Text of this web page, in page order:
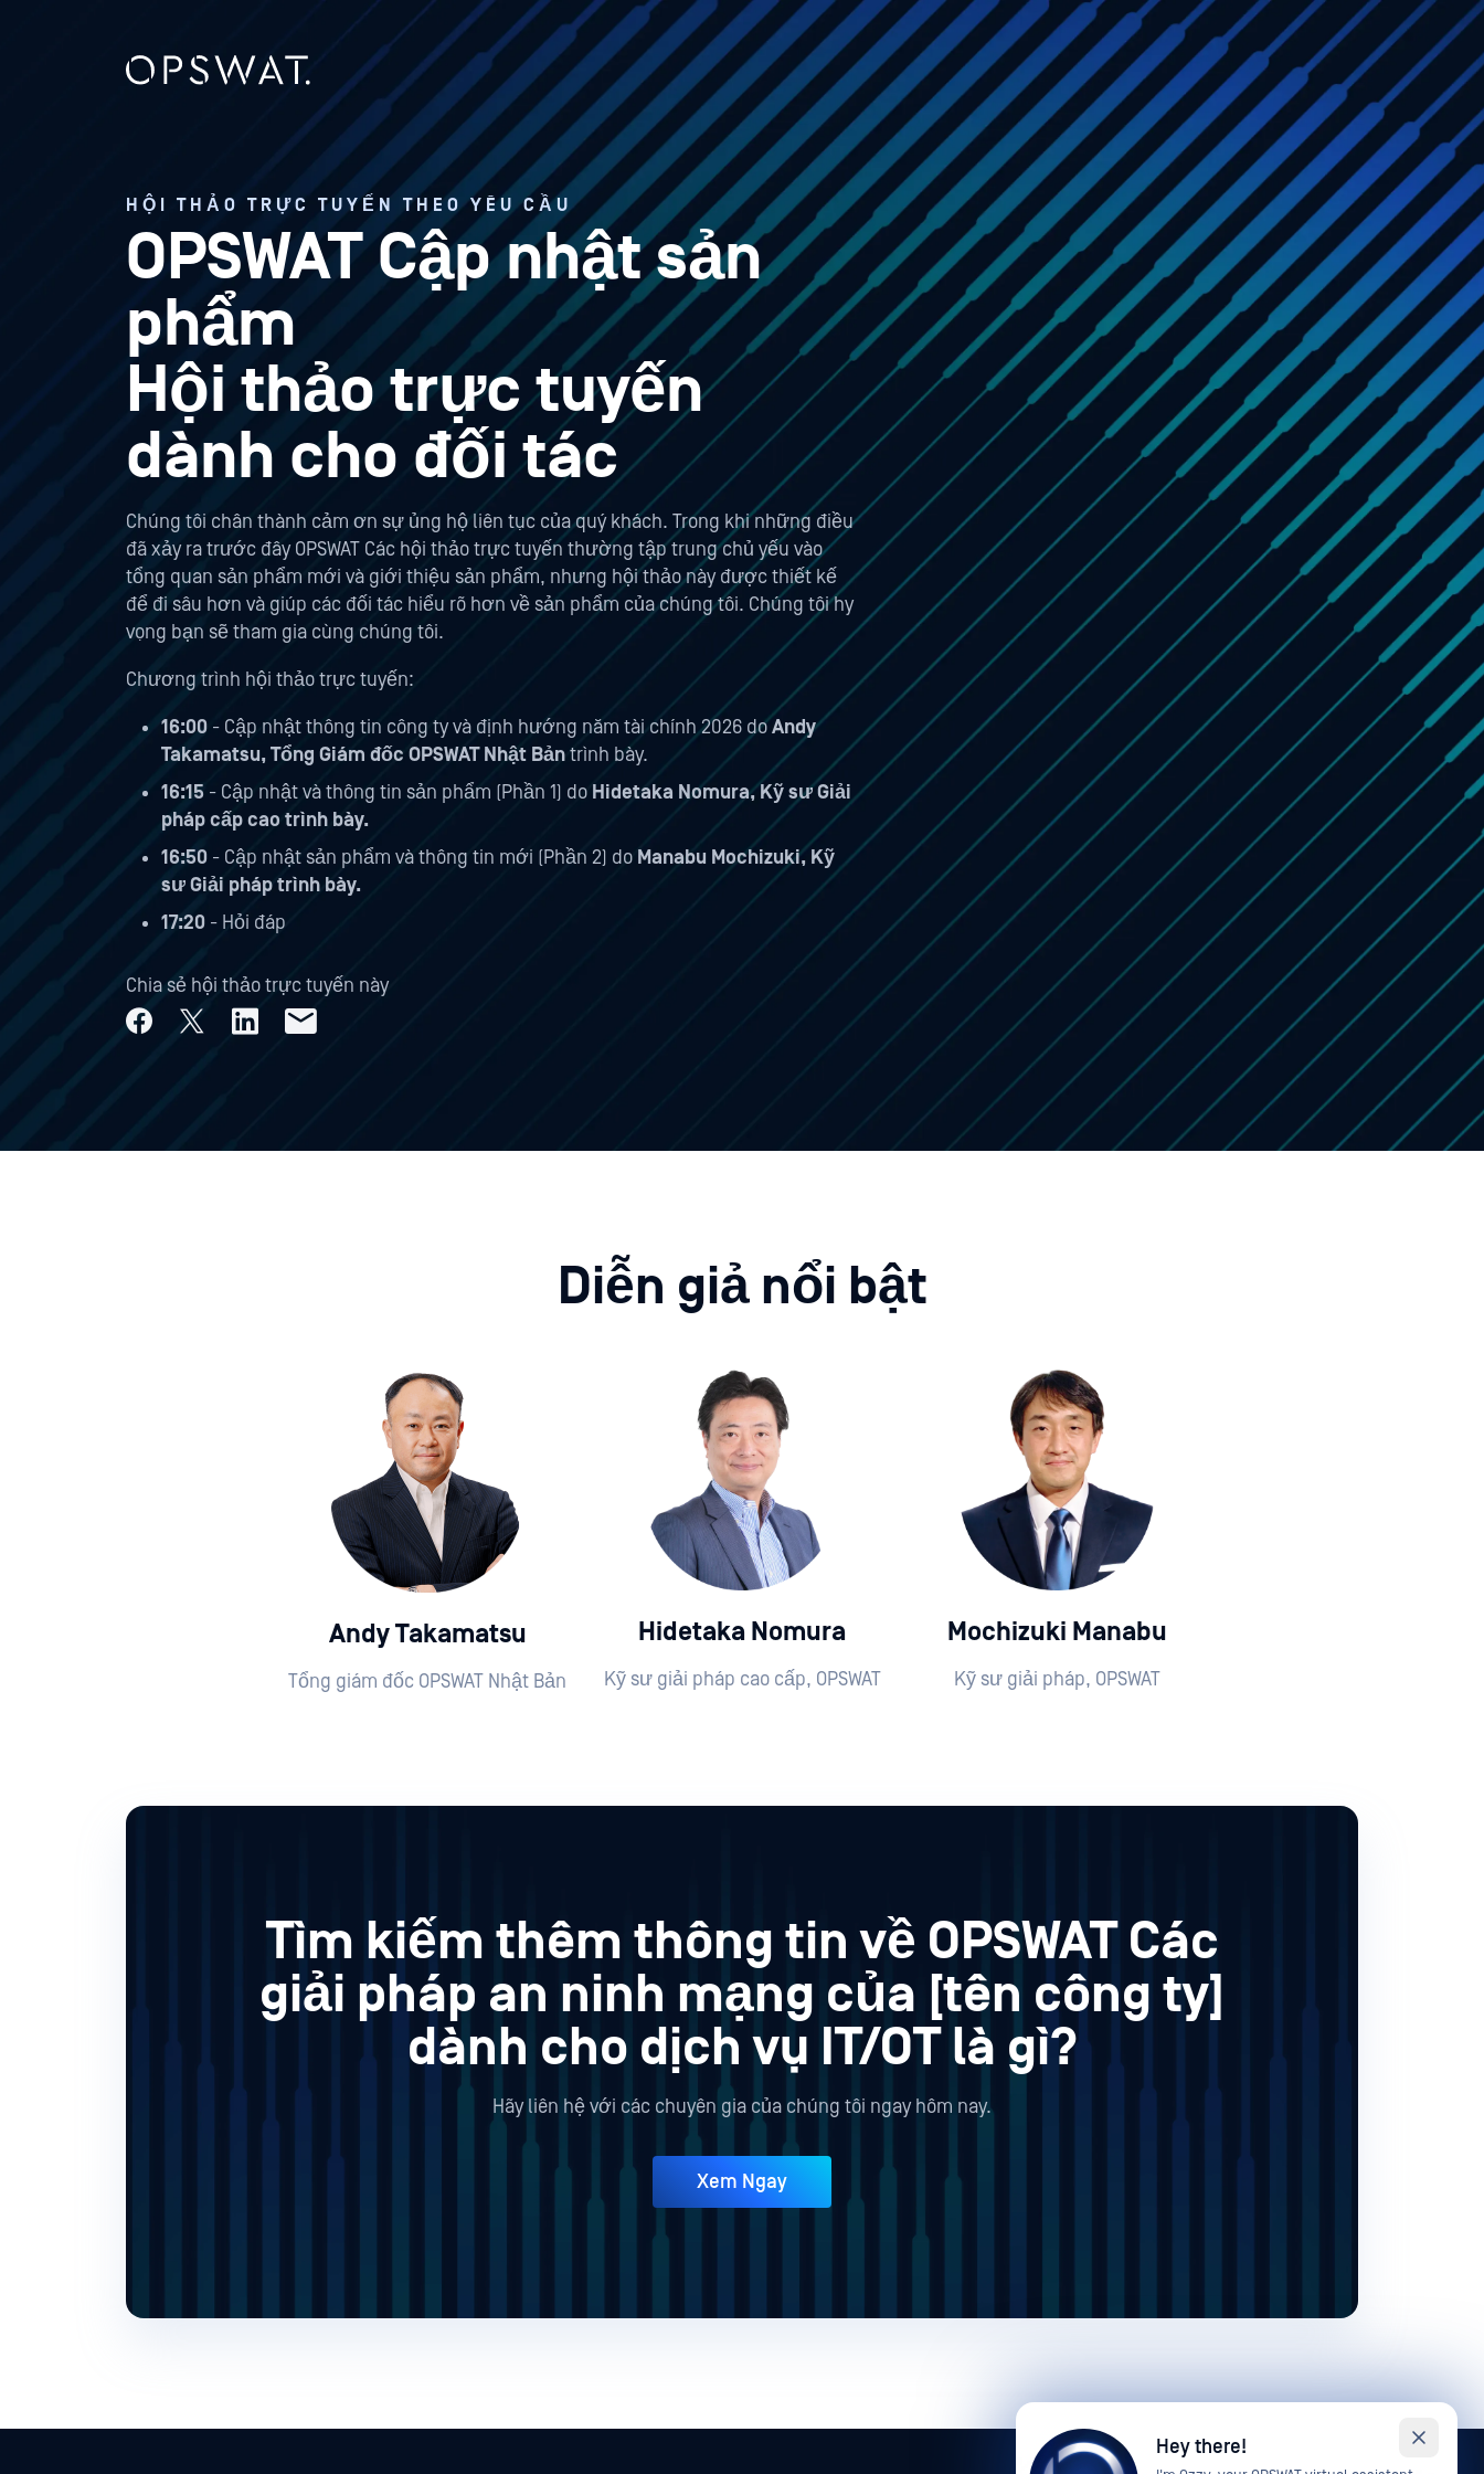
HỘI THẢO TRỰC TUYẾN THEO YÊU CẦU
OPSWAT Cập nhật sản
phẩm
Hội thảo trực tuyến
dành cho đối tác
Chúng tôi chân thành cảm ơn sự ủng hộ liên tục của quý khách. Trong khi những điều
đã xảy ra trước đây OPSWAT Các hội thảo trực tuyến thường tập trung chủ yếu vào
tổng quan sản phẩm mới và giới thiệu sản phẩm, nhưng hội thảo này được thiết kế
để đi sâu hơn và giúp các đối tác hiểu rõ hơn về sản phẩm của chúng tôi. Chúng tôi hy
vọng bạn sẽ tham gia cùng chúng tôi.
Chương trình hội thảo trực tuyến:
16:00 - Cập nhật thông tin công ty và định hướng năm tài chính 2026 doAndy
Takamatsu, Tổng Giám đốc OPSWAT Nhật Bảntrình bày.
16:15 - Cập nhật và thông tin sản phẩm (Phần 1) do Hidetaka Nomura, Kỹ sư Giải
pháp cấp cao trình bày.
16:50 - Cập nhật sản phẩm và thông tin mới (Phần 2) do Manabu Mochizuki, Kỹ
sư Giải pháp trình bày.
17:20 - Hỏi đáp
Chia sẻ hội thảo trực tuyến này
Diễn giả nổi bật
Andy Takamatsu
Tổng giám đốc OPSWAT Nhật Bản
Hidetaka Nomura
Kỹ sư giải pháp cao cấp, OPSWAT
Mochizuki Manabu
Kỹ sư giải pháp, OPSWAT
Tìm kiếm thêm thông tin về OPSWAT Các
giải pháp an ninh mạng của [tên công ty]
dành cho dịch vụ IT/OT là gì?
Hãy liên hệ với các chuyên gia của chúng tôi ngay hôm nay.
Xem Ngay
Hey there!